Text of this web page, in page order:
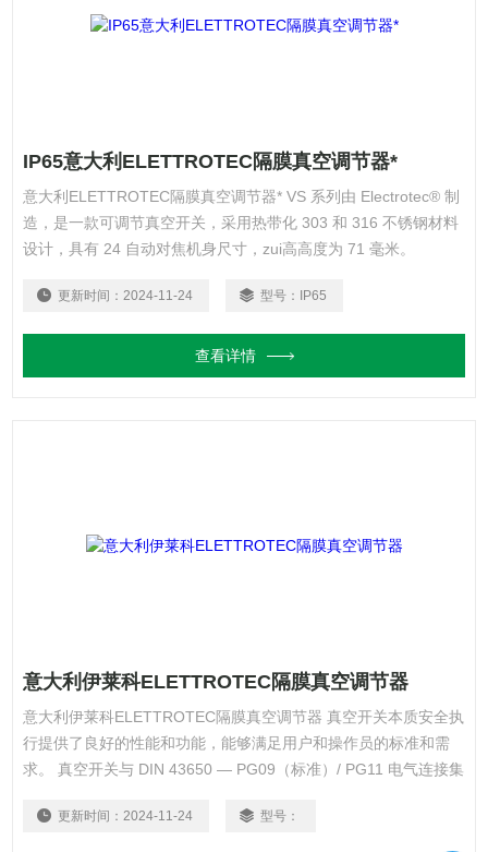
IP65意大利ELETTROTEC隔膜真空调节器*
意大利ELETTROTEC隔膜真空调节器* VS 系列由 Electrotec® 制
造，是一款可调节真空开关，采用热带化 303 和 316 不锈钢材料
设计，具有 24 自动对焦机身尺寸，zui高高度为 71 毫米。
更新时间： 2024-11-24 型号： IP65
查看详情
意大利伊莱科ELETTROTEC隔膜真空调节器
意大利伊莱科ELETTROTEC隔膜真空调节器 真空开关本质安全执
行提供了良好的性能和功能，能够满足用户和操作员的标准和需
求。 真空开关与 DIN 43650 — PG09（标准）/ PG11 电气连接集
更新时间： 2024-11-24 型号：